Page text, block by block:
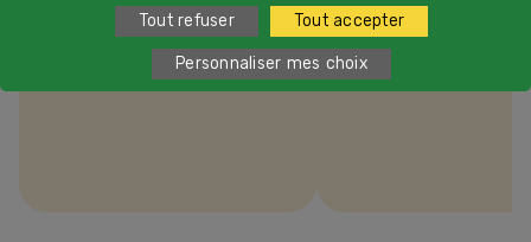
Tout refuser Tout accepter
Personnaliser mes choix